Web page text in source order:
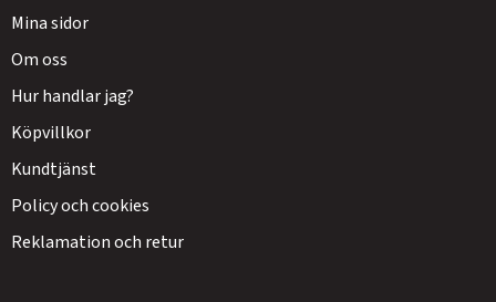
Mina sidor
Om oss
Hur handlar jag?
Köpvillkor
Kundtjänst
Policy och cookies
Reklamation och retur